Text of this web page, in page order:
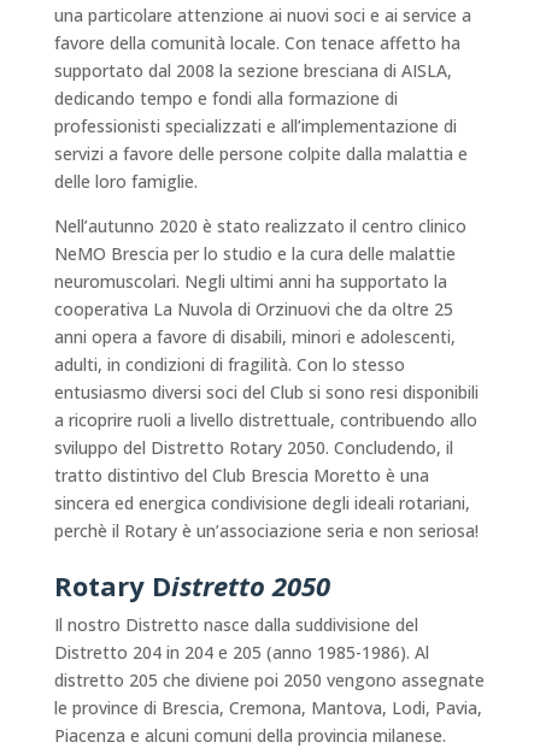
una particolare attenzione ai nuovi soci e ai service a
favore della comunità locale. Con tenace affetto ha
supportato dal 2008 la sezione bresciana di AISLA,
dedicando tempo e fondi alla formazione di
professionisti specializzati e all’implementazione di
servizi a favore delle persone colpite dalla malattia e
delle loro famiglie.
Nell’autunno 2020 è stato realizzato il centro clinico
NeMO Brescia per lo studio e la cura delle malattie
neuromuscolari. Negli ultimi anni ha supportato la
cooperativa La Nuvola di Orzinuovi che da oltre 25
anni opera a favore di disabili, minori e adolescenti,
adulti, in condizioni di fragilità. Con lo stesso
entusiasmo diversi soci del Club si sono resi disponibili
a ricoprire ruoli a livello distrettuale, contribuendo allo
sviluppo del Distretto Rotary 2050. Concludendo, il
tratto distintivo del Club Brescia Moretto è una
sincera ed energica condivisione degli ideali rotariani,
perchè il Rotary è un’associazione seria e non seriosa!
Rotary Distretto 2050
Il nostro Distretto nasce dalla suddivisione del
Distretto 204 in 204 e 205 (anno 1985-1986). Al
distretto 205 che diviene poi 2050 vengono assegnate
le province di Brescia, Cremona, Mantova, Lodi, Pavia,
Piacenza e alcuni comuni della provincia milanese.